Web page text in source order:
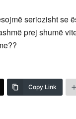
seriozisht se
prej shumë
Copy Link